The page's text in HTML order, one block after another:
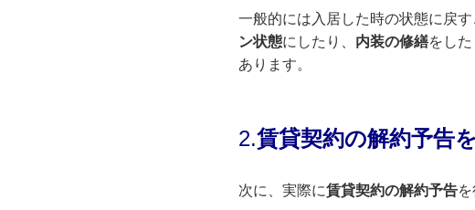
一般的には入居した時の状態に戻す
ン状態にしたり、 内装の修繕をし
あります。
2.賃貸契約の解約予告
次に、実際に賃貸契約の解約予告